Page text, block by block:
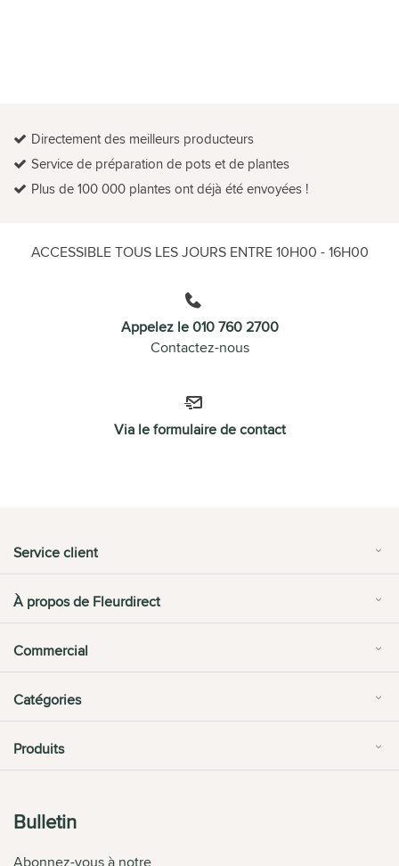
Directement des meilleurs producteurs
Service de préparation de pots et de plantes
Plus de 100 000 plantes ont déjà été envoyées !
ACCESSIBLE TOUS LES JOURS ENTRE 10H00 - 16H00
Appelez le 010 760 2700
Contactez-nous
Via le formulaire de contact
Service client
À propos de Fleurdirect
Commercial
Catégories
Produits
Bulletin